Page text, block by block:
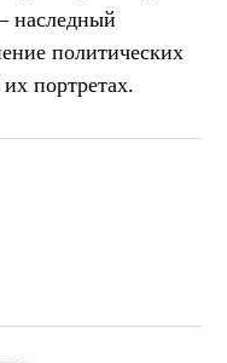
наследный
политических
портретах.